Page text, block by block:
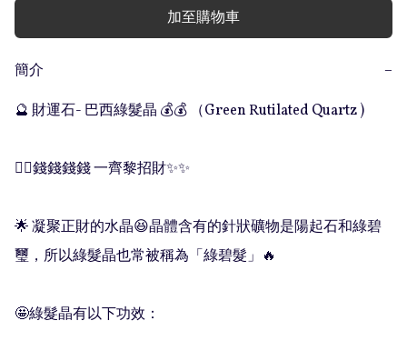
加至購物車
簡介
−
🔮 財運石- 巴西綠髮晶 💰💰 （Green Rutilated Quartz )
👉🏻錢錢錢錢 一齊黎招財✨✨
🌟 凝聚正財的水晶😆晶體含有的針狀礦物是陽起石和綠碧
璽，所以綠髮晶也常被稱為「綠碧髮」🔥
🤩綠髮晶有以下功效：